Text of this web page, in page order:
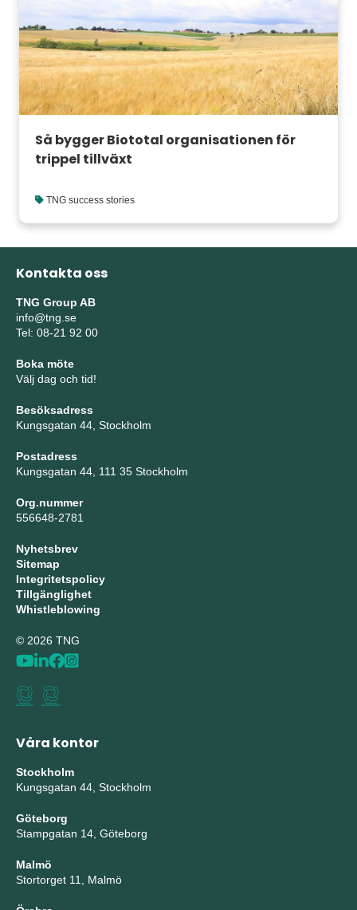
Så bygger Biototal organisationen för
trippel tillväxt
TNG success stories
Kontakta oss
TNG Group AB
info@tng.se
Tel: 08-21 92 00
Boka möte
Välj dag och tid!
Besöksadress
Kungsgatan 44, Stockholm
Postadress
Kungsgatan 44, 111 35 Stockholm
Org.nummer
556648-2781
Nyhetsbrev
Sitemap
Integritetspolicy
Tillgänglighet
Whistleblowing
© 2026 TNG
Våra kontor
Stockholm
Kungsgatan 44, Stockholm
Göteborg
Stampgatan 14, Göteborg
Malmö
Stortorget 11, Malmö